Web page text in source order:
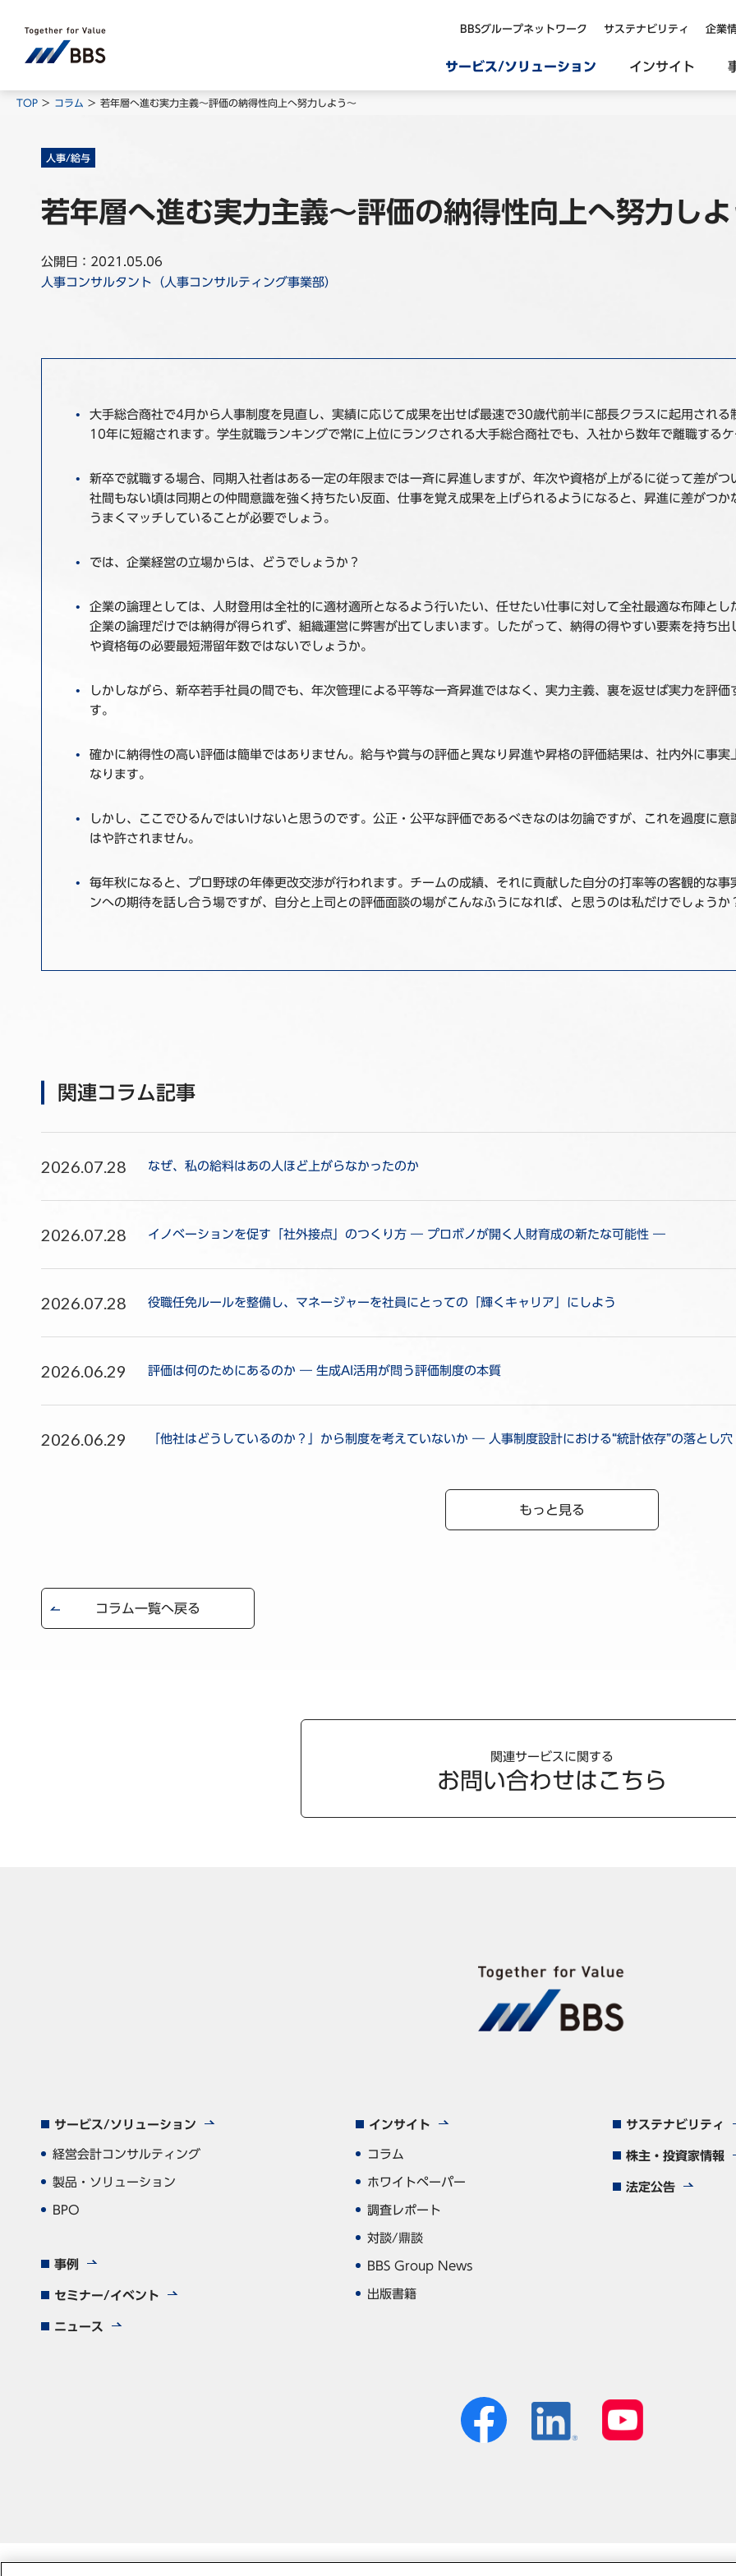
BBSグループネットワーク サステナビリティ 企業
サービス/ソリューション インサイト
TOP コラム 若年層へ進む実力主義～評価の納得性向上へ努力しよう～
人事/給与
若年層へ進む実力主義～評価の納得性向上へ努力し
公開日：2021.05.06
人事コンサルタント（人事コンサルティング事業部）
大手総合商社で4月から人事制度を見直し、実績に応じて成果を出せば最速で30歳代前半に部長クラスに起用され
10年に短縮されます。学生就職ランキングで常に上位にランクされる大手総合商社でも、入社から数年で離職する
新卒で就職する場合、同期入社者はある一定の年限までは一斉に昇進しますが、年次や資格が上がるに従って差が
社間もない頃は同期との仲間意識を強く持ちたい反面、仕事を覚え成果を上げられるようになると、昇進に差がつ
うまくマッチしていることが必要でしょう。
では、企業経営の立場からは、どうでしょうか？
企業の論理としては、人財登用は全社的に適材適所となるよう行いたい、任せたい仕事に対して全社最適な布陣と
企業の論理だけでは納得が得られず、組織運営に弊害が出てしまいます。したがって、納得の得やすい要素を持ち
や資格毎の必要最短滞留年数ではないでしょうか。
しかしながら、新卒若手社員の間でも、年次管理による平等な一斉昇進ではなく、実力主義、裏を返せば実力を評
す。
確かに納得性の高い評価は簡単ではありません。給与や賞与の評価と異なり昇進や昇格の評価結果は、社内外に事
なります。
しかし、ここでひるんではいけないと思うのです。公正・公平な評価であるべきなのは勿論ですが、これを過度に
はや許されません。
毎年秋になると、プロ野球の年俸更改交渉が行われます。チームの成績、それに貢献した自分の打率等の客観的な
ンへの期待を話し合う場ですが、自分と上司との評価面談の場がこんなふうになれば、と思うのは私だけでしょうか
関連コラム記事
2026.07.28 なぜ、私の給料はあの人ほど上がらなかったのか
2026.07.28 イノベーションを促す「社外接点」のつくり方 ― プロボノが開く人財育成の新たな可能性 ―
2026.07.28 役職任免ルールを整備し、マネージャーを社員にとっての「輝くキャリア」にしよう
2026.06.29 評価は何のためにあるのか ― 生成AI活用が問う評価制度の本質
2026.06.29 「他社はどうしているのか？」から制度を考えていないか ― 人事制度設計における“統計依存”の落とし
もっと見る
コラム一覧へ戻る
関連サービスに関する
お問い合わせはこちら
サービス/ソリューション
経営会計コンサルティング
製品・ソリューション
BPO
事例
セミナー/イベント
ニュース
インサイト
コラム
ホワイトペーパー
調査レポート
対談/鼎談
BBS Group News
出版書籍
サステナビリティ
株主・投資家情報
法定公告